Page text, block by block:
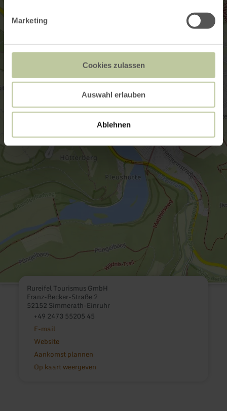
Marketing
Cookies zulassen
Auswahl erlauben
Ablehnen
Rureifel Tourismus GmbH
Franz-Becker-Straße 2
52152 Simmerath-Einruhr
+49 2473 55205 45
E-mail
Website
Aankomst plannen
Op kaart weergeven